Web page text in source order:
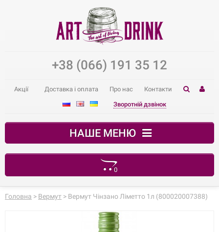
+38 (066) 191 35 12
Акції Доставка і оплата Про нас Контакти
Зворотній дзвінок
НАШЕ МЕНЮ
0
Ваш кошик порожній
Головна > Вермут > Вермут Чінзано Ліметто 1л (800020007388)